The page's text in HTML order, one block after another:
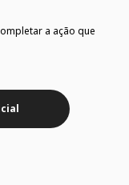
a ação que